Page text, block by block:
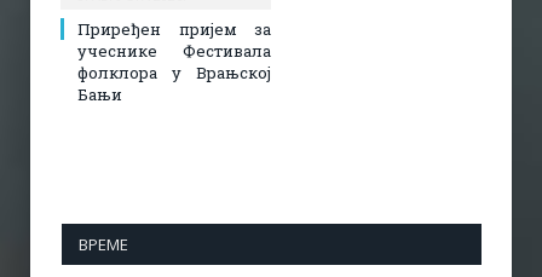
Приређен пријем за
учеснике Фестивала
фолклора у Врањској
Бањи
ВРЕМЕ